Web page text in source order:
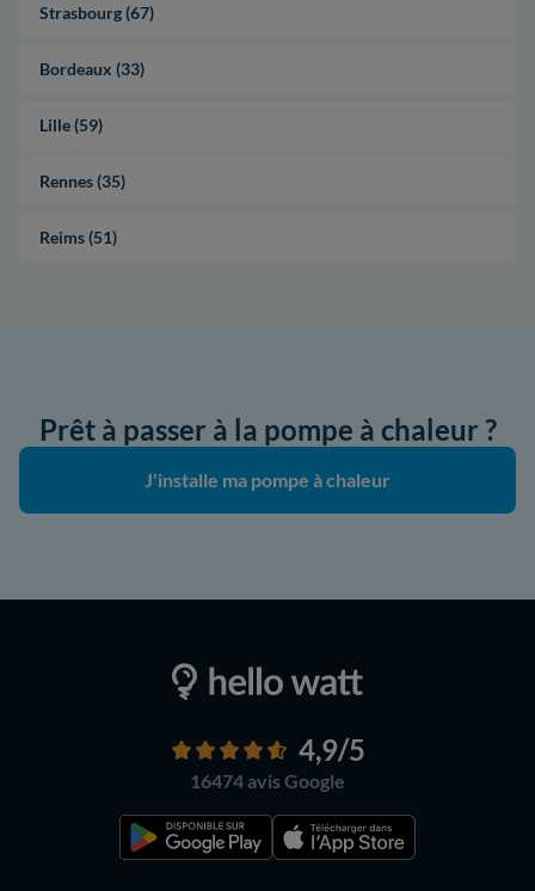
Strasbourg (67)
Bordeaux (33)
Lille (59)
Rennes (35)
Reims (51)
Prêt à passer à la pompe à chaleur ?
J'installe ma pompe à chaleur
4,9/5
16474 avisGoogle